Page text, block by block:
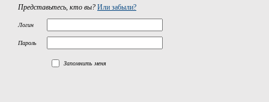
Представьтесь, кто вы? Или забыли?
Логин
Пароль
Запомнить меня